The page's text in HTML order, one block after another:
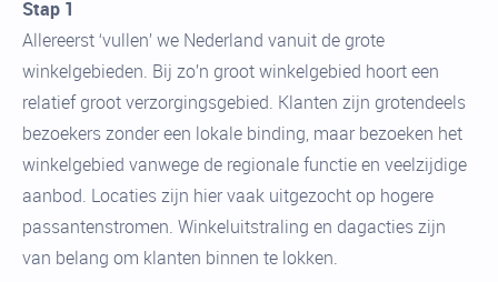
Stap 1
Allereerst ‘vullen’ we Nederland vanuit de grote
winkelgebieden. Bij zo’n groot winkelgebied hoort een
relatief groot verzorgingsgebied. Klanten zijn grotendeels
bezoekers zonder een lokale binding, maar bezoeken het
winkelgebied vanwege de regionale functie en veelzijdige
aanbod. Locaties zijn hier vaak uitgezocht op hogere
passantenstromen. Winkeluitstraling en dagacties zijn
van belang om klanten binnen te lokken.